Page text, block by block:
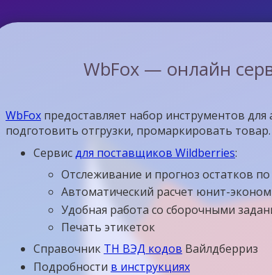
WbFox — онлайн
WbFox предоставляет набор инструментов
подготовить отгрузки, промаркировать товар.
Сервисдля поставщиков Wildberries:
Отслеживание и прогноз остатков
Автоматический расчет юнит-
Удобная работа со сборочными
Печать этикеток
Справочник ТН ВЭД кодов Вайлдберриз
Подробности в инструкциях